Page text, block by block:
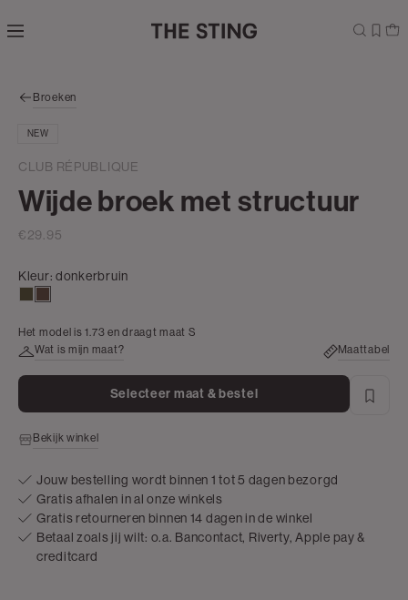
direct naar
zoekbalk
naar de
Broeken
NEW
CLUB RÉPUBLIQUE
Wijde broek met structuur
€29.95
Kleur:donkerbruin
midden
Het model is 1.73 en draagt maat S
Wat is mijn maat?
Maattabel
Selecteer maat & bestel
Bekijk winkel
Jouw bestelling wordt binnen 1 tot 5 dagen bezorgd
Gratis afhalen in al onze winkels
Gratis retourneren binnen 14 dagen in de winkel
Betaal zoals jij wilt: o.a. Bancontact, Riverty, Apple pay &
creditcard